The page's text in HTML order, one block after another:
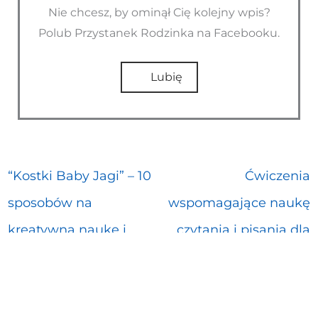
Nie chcesz, by ominął Cię kolejny wpis?
Polub Przystanek Rodzinka na Facebooku.
Lubię
“Kostki Baby Jagi” – 10
sposobów na
kreatywną naukę i
Ćwiczenia
wspomagające naukę
czytania i pisania dla